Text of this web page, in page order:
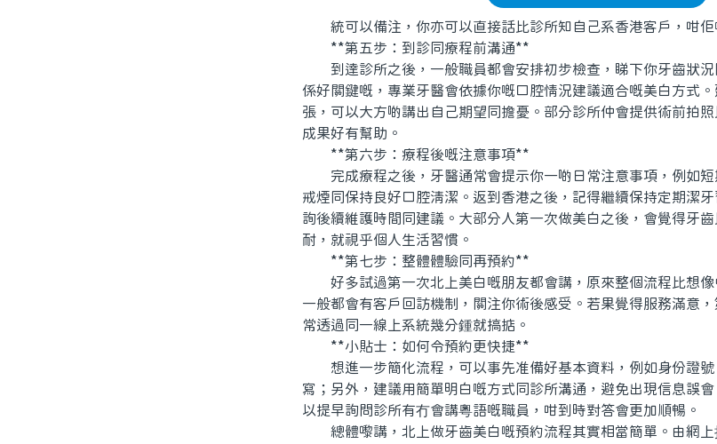
統可以備注，你亦可以直接話比診所知自己系香港客戶，咁佢
**第五步：到診同療程前溝通**
到達診所之後，一般職員都會安排初步檢查，睇下你牙齒狀況
係好關鍵嘅，專業牙醫會依據你嘅口腔情況建議適合嘅美白方式
張，可以大方啲講出自己期望同擔憂。部分診所仲會提供術前拍
成果好有幫助。
**第六步：療程後嘅注意事項**
完成療程之後，牙醫通常會提示你一啲日常注意事項，例如短
戒煙同保持良好口腔清潔。返到香港之後，記得繼續保持定期潔
詢後續維護時間同建議。大部分人第一次做美白之後，會覺得牙
耐，就視乎個人生活習慣。
**第七步：整體體驗同再預約**
好多試過第一次北上美白嘅朋友都會講，原來整個流程比想像
一般都會有客戶回訪機制，關注你術後感受。若果覺得服務滿意
常透過同一線上系統幾分鍾就搞掂。
**小貼士：如何令預約更快捷**
想進一步簡化流程，可以事先准備好基本資料，例如身份證號
寫；另外，建議用簡單明白嘅方式同診所溝通，避免出現信息誤
以提早詢問診所有冇會講粵語嘅職員，咁到時對答會更加順暢。
總體嚟講，北上做牙齒美白嘅預約流程其實相當簡單。由網上